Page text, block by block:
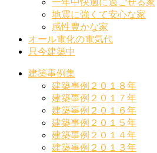
地震に強くて安心な家
感性豊かな家
オール電化の電気代
只今建築中
建築事例集
建築事例２０１８年
建築事例２０１７年
建築事例２０１６年
建築事例２０１５年
建築事例２０１４年
建築事例２０１３年